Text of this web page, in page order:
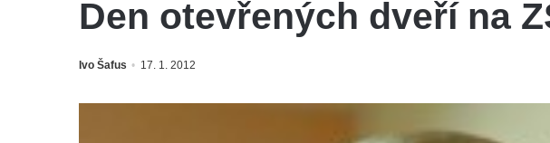
Den otevřených dveří na
Ivo Šafus 17. 1. 2012